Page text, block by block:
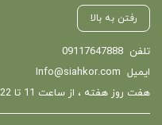
رفتن به بالا
تلفن 09117647888
ایمیل Info@siahkor.com
هفت روز هفته ، از ساعت 11 تا 22 پاسخگوی شما هستیم.